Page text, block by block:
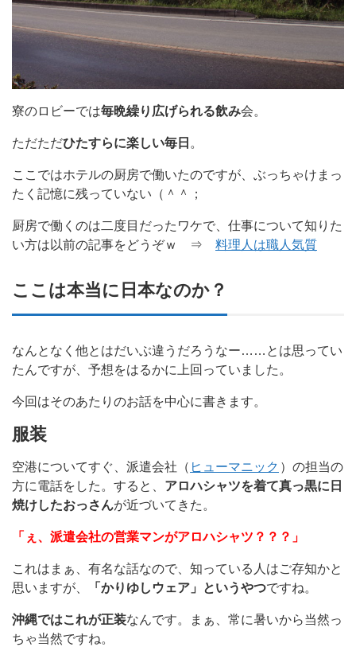
寮のロビーでは毎晩繰り広げられる飲み会。
ただただひたすらに楽しい毎日 。
ここではホテルの厨房で働いたのですが、ぶっちゃけまっ
たく記憶に残っていない（＾＾；
厨房で働くのは二度目だったワケで、仕事について知りた
い方は以前の記事をどうぞｗ ⇒ 料理人は職人気質
ここは本当に日本なのか？
なんとなく他とはだいぶ違うだろうなー……とは思ってい
たんですが、予想をはるかに上回っていました。
今回はそのあたりのお話を中心に書きます。
服装
空港についてすぐ、派遣会社（ ヒューマニック ）の担当の
方に電話をした。すると、 アロハシャツを着て真っ黒に日
焼けしたおっさんが近づいてきた。
「ぇ、派遣会社の営業マンがアロハシャツ？？？」
これはまぁ、有名な話なので、知っている人はご存知かと
思いますが、
「かりゆしウェア」というやつですね。
沖縄ではこれが正装なんです。まぁ、常に暑いから当然っ
ちゃ当然ですね。